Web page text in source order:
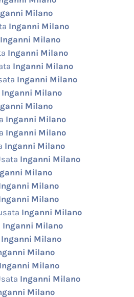
Milano
Inganni Milano
Inganni Milano
Inganni Milano
Inganni Milano
Inganni Milano
Inganni Milano
Milano
Inganni Milano
Inganni Milano
Inganni Milano
Inganni Milano
Milano
Milano
Milano
Inganni Milano
Inganni Milano
Inganni Milano
Milano
Inganni Milano
Inganni Milano
Milano